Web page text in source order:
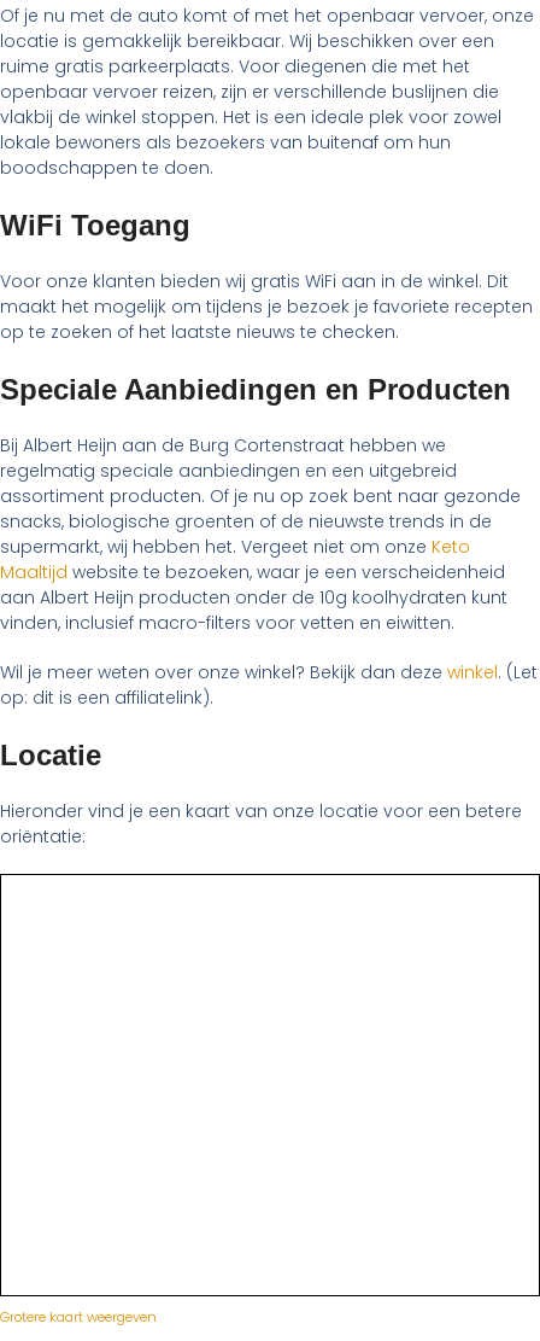
Of je nu met de auto komt of met het openbaar vervoer, onze
locatie is gemakkelijk bereikbaar. Wij beschikken over een
ruime gratis parkeerplaats. Voor diegenen die met het
openbaar vervoer reizen, zijn er verschillende buslijnen die
vlakbij de winkel stoppen. Het is een ideale plek voor zowel
lokale bewoners als bezoekers van buitenaf om hun
boodschappen te doen.
WiFi Toegang
Voor onze klanten bieden wij gratis WiFi aan in de winkel. Dit
maakt het mogelijk om tijdens je bezoek je favoriete recepten
op te zoeken of het laatste nieuws te checken.
Speciale Aanbiedingen en Producten
Bij Albert Heijn aan de Burg Cortenstraat hebben we
regelmatig speciale aanbiedingen en een uitgebreid
assortiment producten. Of je nu op zoek bent naar gezonde
snacks, biologische groenten of de nieuwste trends in de
supermarkt, wij hebben het. Vergeet niet om onze Keto
Maaltijd website te bezoeken, waar je een verscheidenheid
aan Albert Heijn producten onder de 10g koolhydraten kunt
vinden, inclusief macro-filters voor vetten en eiwitten.
Wil je meer weten over onze winkel? Bekijk dan deze winkel. (Let
op: dit is een affiliatelink).
Locatie
Hieronder vind je een kaart van onze locatie voor een betere
oriëntatie:
Grotere kaart weergeven